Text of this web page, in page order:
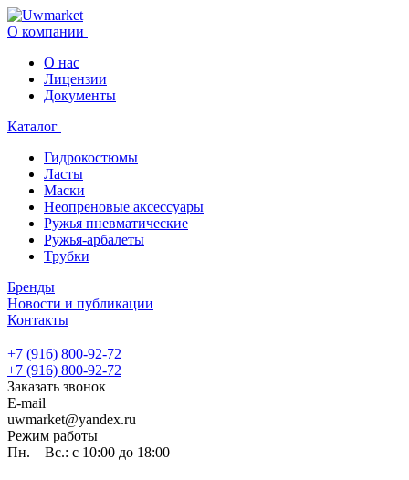
О компании
О нас
Лицензии
Документы
Каталог
Гидрокостюмы
Ласты
Маски
Неопреновые аксессуары
Ружья пневматические
Ружья-арбалеты
Трубки
Бренды
Новости и публикации
Контакты
+7 (916) 800-92-72
+7 (916) 800-92-72
Заказать звонок
E-mail
uwmarket@yandex.ru
Режим работы
Пн. – Вс.: с 10:00 до 18:00